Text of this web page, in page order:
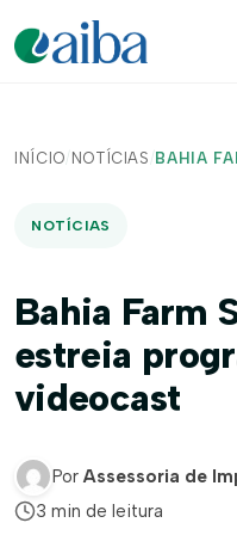
INÍCIO/ NOTÍCIAS / BAHIA
NOTÍCIAS
Bahia Farm
estreia
videocast
Por Assessoria de
3 min de leitura